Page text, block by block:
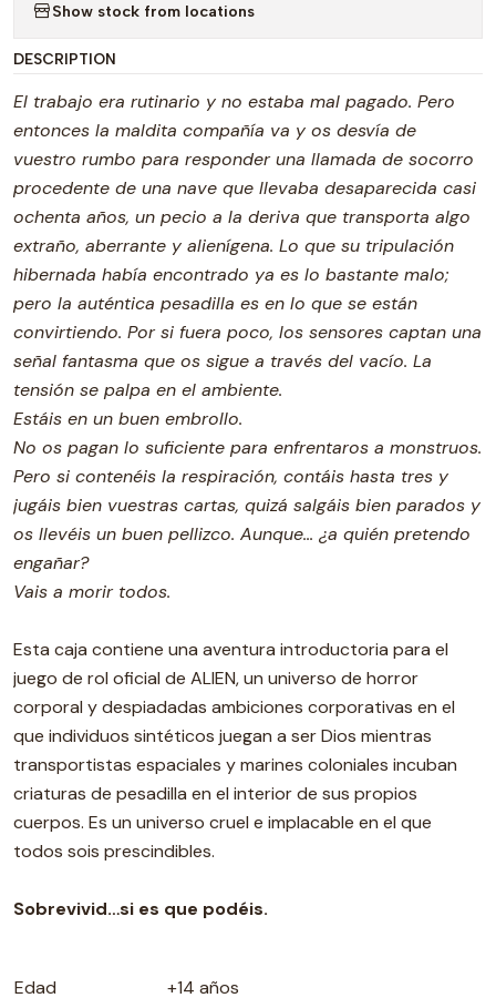
Show stock from locations
DESCRIPTION
El trabajo era rutinario y no estaba mal pagado. Pero
entonces la maldita compañía va y os desvía de
vuestro rumbo para responder una llamada de socorro
procedente de una nave que llevaba desaparecida casi
ochenta años, un pecio a la deriva que transporta algo
extraño, aberrante y alienígena. Lo que su tripulación
hibernada había encontrado ya es lo bastante malo;
pero la auténtica pesadilla es en lo que se están
convirtiendo. Por si fuera poco, los sensores captan una
señal fantasma que os sigue a través del vacío. La
tensión se palpa en el ambiente.
Estáis en un buen embrollo.
No os pagan lo suficiente para enfrentaros a monstruos.
Pero si contenéis la respiración, contáis hasta tres y
jugáis bien vuestras cartas, quizá salgáis bien parados y
os llevéis un buen pellizco. Aunque... ¿a quién pretendo
engañar?
Vais a morir todos.
Esta caja contiene una aventura introductoria para el
juego de rol oficial de ALIEN, un universo de horror
corporal y despiadadas ambiciones corporativas en el
que individuos sintéticos juegan a ser Dios mientras
transportistas espaciales y marines coloniales incuban
criaturas de pesadilla en el interior de sus propios
cuerpos. Es un universo cruel e implacable en el que
todos sois prescindibles.
Sobrevivid…si es que podéis.
Edad
+14 años